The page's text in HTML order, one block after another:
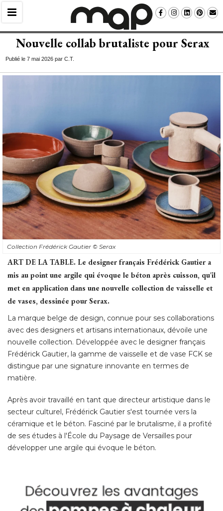
Nouvelle collab brutaliste pour Serax
Publié le 7 mai 2026 par C.T.
Collection Frédérick Gautier © Serax
ART DE LA TABLE. Le designer français Frédérick Gautier a
mis au point une argile qui évoque le béton après cuisson, qu'il
met en application dans une nouvelle collection de vaisselle et
de vases, dessinée pour Serax.
La marque belge de design, connue pour ses collaborations
avec des designers et artisans internationaux, dévoile une
nouvelle collection. Développée avec le designer français
Frédérick Gautier, la gamme de vaisselle et de vase FCK se
distingue par une signature innovante en termes de
matière.
Après avoir travaillé en tant que directeur artistique dans le
secteur culturel, Frédérick Gautier s'est tournée vers la
céramique et le béton. Fasciné par le brutalisme, il a profité
de ses études à l'École du Paysage de Versailles pour
développer une argile qui évoque le béton.